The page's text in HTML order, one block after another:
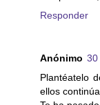
Responder
Anónimo 30
Plantéatelo
ellos